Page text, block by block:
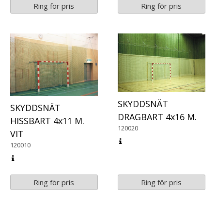
Ring för pris Ring för pris
SKYDDSNÄT
HISSBART 4x11 M.
VIT
120010
Ring för pris
SKYDDSNÄT
DRAGBART 4x16 M.
120020
Ring för pris